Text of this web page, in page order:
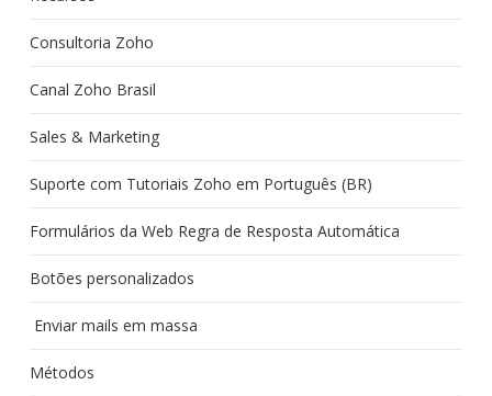
Consultoria Zoho
Canal Zoho Brasil
Sales & Marketing
Suporte com Tutoriais Zoho em Português (BR)
Formulários da Web Regra de Resposta Automática
Botões personalizados
Enviar mails em massa
Métodos